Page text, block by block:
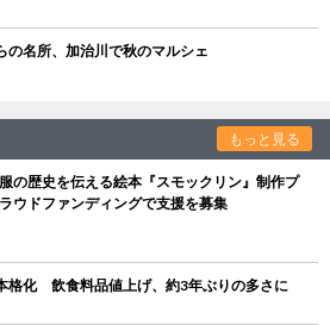
の名所、加治川で秋のマルシェ
もっと見る
の歴史を伝える絵本『スモックリン』制作プ
ウドファンディングで支援を募集
格化 飲食料品値上げ、約3年ぶりの多さに